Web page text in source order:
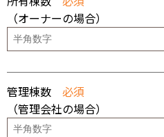
（オーナーの場合）
管理棟数 必須
（管理会社の場合）